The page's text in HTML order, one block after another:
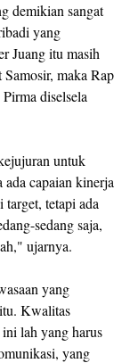
demikian sangat
yang
Juang itu masih
maka Rap
diselsela
untuk
capaian kinerja
target, tetapi ada
sedang saja,
ujarnya.
yang
Kwalitas
lah yang harus
yang